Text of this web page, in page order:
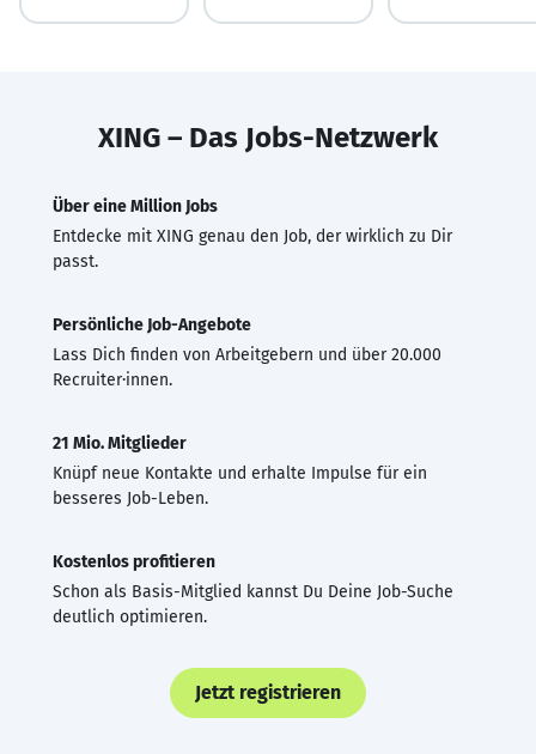
XING – Das Jobs-Netzwerk
Über eine Million Jobs
Entdecke mit XING genau den Job, der wirklich zu Dir
passt.
Persönliche Job-Angebote
Lass Dich finden von Arbeitgebern und über 20.000
Recruiter·innen.
21 Mio. Mitglieder
Knüpf neue Kontakte und erhalte Impulse für ein
besseres Job-Leben.
Kostenlos profitieren
Schon als Basis-Mitglied kannst Du Deine Job-Suche
deutlich optimieren.
Jetzt registrieren